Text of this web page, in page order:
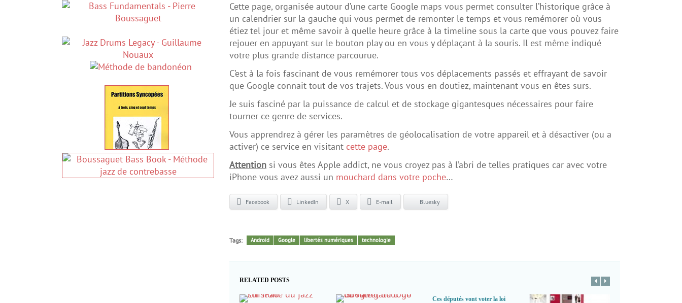
Cette page, organisée autour d’une carte Google maps vous permet consulter l’historique grâce à
un calendrier sur la gauche qui vous permet de remonter le temps et vous remémorer où vous
étiez tel jour et même savoir à quelle heure grâce à la timeline sous la carte que vous pouvez faire
rejouer en appuyant sur le bouton play ou en vous y déplaçant à la souris. Il est même indiqué
votre plus grande distance parcourue.
C’est à la fois fascinant de vous remémorer tous vos déplacements passés et effrayant de savoir
que Google connait tout de vos trajets. Vous vous en doutiez, maintenant vous en êtes surs.
Je suis fasciné par la puissance de calcul et de stockage gigantesques nécessaires pour faire
tourner ce genre de services.
Vous apprendrez à gérer les paramètres de géolocalisation de votre appareil et à désactiver (ou a
activer) ce service en visitant cette page.
Attention si vous êtes Apple addict, ne vous croyez pas à l’abri de telles pratiques car avec votre
iPhone vous avez aussi un mouchard dans votre poche…
Facebook LinkedIn X E-mail Bluesky
Tags: Android Google libertés numériques technologie
RELATED POSTS
Ces députés vont voter la loi